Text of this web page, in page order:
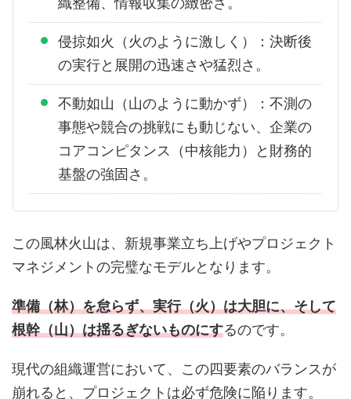
侵掠如火（火のように激しく）：決断後
の実行と展開の迅速さや猛烈さ。
不動如山（山のように動かず）：不測の
事態や競合の挑戦にも動じない、企業の
コアコンピタンス（中核能力）と財務的
基盤の強固さ。
この風林火山は、新規事業立ち上げやプロジェクト
マネジメントの完璧なモデルとなります。
準備（林）を怠らず、実行（火）は大胆に、そして
根幹（山）は揺るぎないものにするのです。
現代の組織運営において、この四要素のバランスが
崩れると、プロジェクトは必ず危険に陥ります。